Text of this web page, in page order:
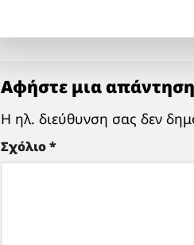
Αφήστε μια απάντηση
Η ηλ. διεύθυνση σας δεν
Σχόλιο*